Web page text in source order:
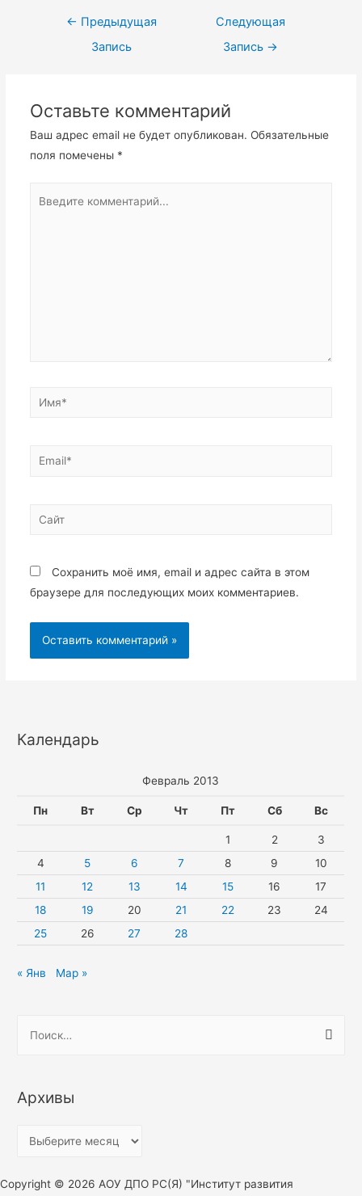
Навигация
← Предыдущая
Запись
Следующая
Запись →
Оставьте комментарий
Ваш адрес email не будет опубликован. Обязательные
поля помечены *
Имя*
Email*
Сайт
Сохранить моё имя, email и адрес сайта в этом
браузере для последующих моих комментариев.
Календарь
Февраль 2013
Пн Вт Ср Чт Пт Сб Вс
1 2
3
4
5 6 7 8 9
10
11
12 13 14 15 16
17
18
19 20 21 22 23
24
25
26 27 28
« Янв Мар »
т
Архивы
Copyright © 2026 АОУ ДПО РС(Я) "Институт развития